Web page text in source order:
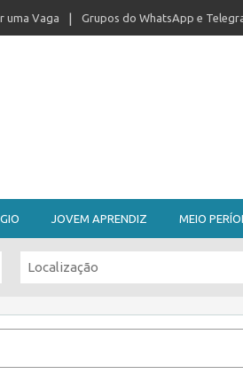
uma Vaga Grupos do WhatsApp e
JOVEM APRENDIZ MEIO